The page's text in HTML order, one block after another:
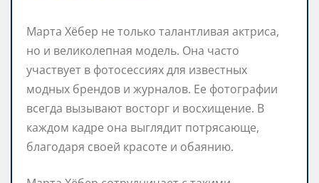
Марта Хёбер не только талантливая актриса,
но и великолепная модель. Она часто
участвует в фотосессиях для известных
модных брендов и журналов. Ее фотографии
всегда вызывают восторг и восхищение. В
каждом кадре она выглядит потрясающе,
благодаря своей красоте и обаянию.